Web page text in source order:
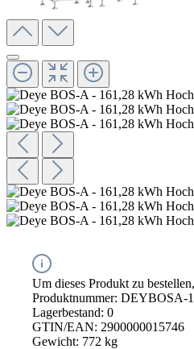
Um dieses Produkt zu
Produktnummer: DEYBOSA-
Lagerbestand: 0
GTIN/EAN: 2900000015746
Gewicht: 772 kg